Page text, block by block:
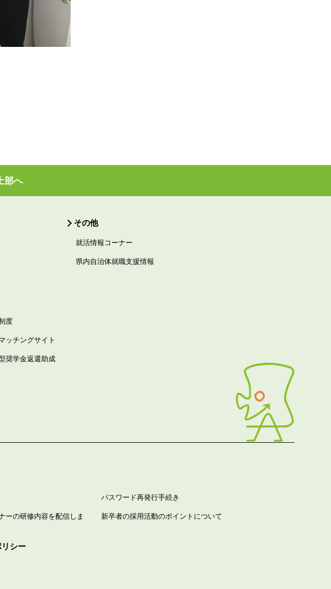
部へ
度
ッチングサイト
奨学金返還助成
その他
就活情報コーナー
県内自治体就職支援情報
パスワード再発行手続き
ーの研修内容を配信しま
新卒者の採用活動のポイントについて
シー